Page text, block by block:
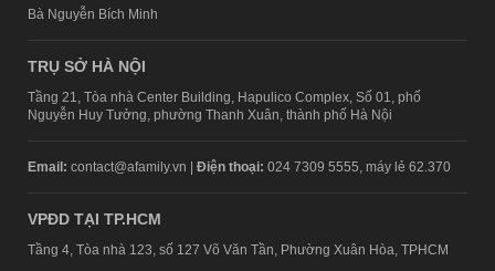
Bà Nguyễn Bích Minh
TRỤ SỞ HÀ NỘI
Tầng 21, Tòa nhà Center Building, Hapulico Complex, Số 01, phố
Nguyễn Huy Tưởng, phường Thanh Xuân, thành phố Hà Nội
Email: contact@afamily.vn | Điện thoại: 024 7309 5555, máy lẻ 62.370
VPĐD TẠI TP.HCM
Tầng 4, Tòa nhà 123, số 127 Võ Văn Tần, Phường Xuân Hòa, TPHCM